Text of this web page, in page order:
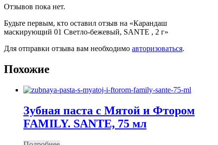
Отзывов пока нет.
Будьте первым, кто оставил отзыв на «Карандаш
маскирующий 01 Cветло-бежевый, SANTE , 2 г»
Для отправки отзыва вам необходимо авторизоваться.
Похожие
Зубная паста с Мятой и Фтором
FAMILY. SANTE, 75 мл